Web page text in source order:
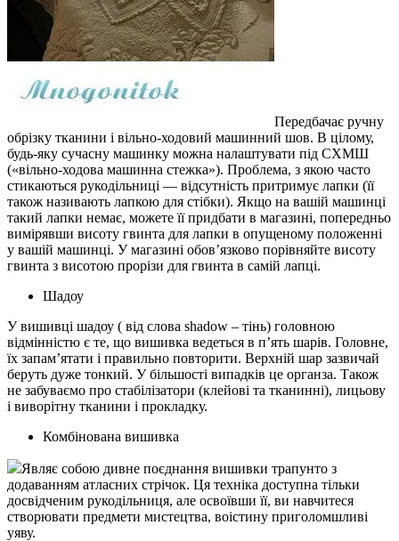
Передбачає ручну
обрізку тканини і вільно-ходовий машинний шов. В цілому,
будь-яку сучасну машинку можна налаштувати під СХМШ
(«вільно-ходова машинна стежка»). Проблема, з якою часто
стикаються рукодільниці — відсутність притримує лапки (її
також називають лапкою для стібки). Якщо на вашій машинці
такий лапки немає, можете її придбати в магазині, попередньо
вимірявши висоту гвинта для лапки в опущеному положенні
у вашій машинці. У магазині обов’язково порівняйте висоту
гвинта з висотою прорізи для гвинта в самій лапці.
Шадоу
У вишивці шадоу ( від слова shadow – тінь) головною
відмінністю є те, що вишивка ведеться в п’ять шарів. Головне,
їх запам’ятати і правильно повторити. Верхній шар зазвичай
беруть дуже тонкий. У більшості випадків це органза. Також
не забуваємо про стабілізатори (клейові та тканинні), лицьову
і виворітну тканини і прокладку.
Комбінована вишивка
Являє собою дивне поєднання вишивки трапунто з
додаванням атласних стрічок. Ця техніка доступна тільки
досвідченим рукодільниця, але освоївши її, ви навчитеся
створювати предмети мистецтва, воістину приголомшливі
уяву.